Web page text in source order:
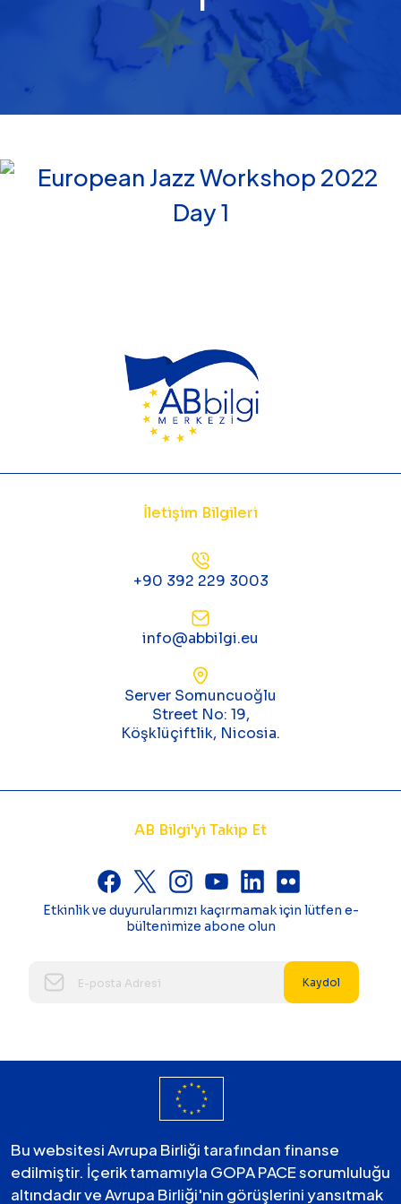
İletişim Bilgileri
+90 392 229 3003
info@abbilgi.eu
Server Somuncuoğlu
Street No: 19,
Köşklüçiftlik, Nicosia.
AB Bilgi'yi Takip Et
Etkinlik ve duyurularımızı kaçırmamak için lütfen e-
bültenimize abone olun
Kaydol
Bu websitesi Avrupa Birliği tarafından finanse
edilmiştir. İçerik tamamıyla GOPA PACE sorumluluğu
altındadır ve Avrupa Birliği'nin görüşlerini yansıtmak